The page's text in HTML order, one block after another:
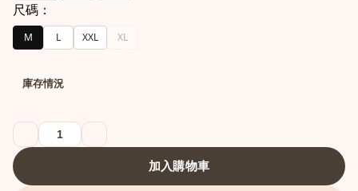
尺碼：
M L XXL XL
庫存情況
加入購物車